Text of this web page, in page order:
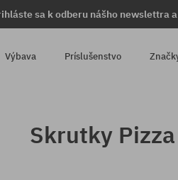
sa k odberu nášho newslettra
Výbava Príslušenstvo
Skrutky